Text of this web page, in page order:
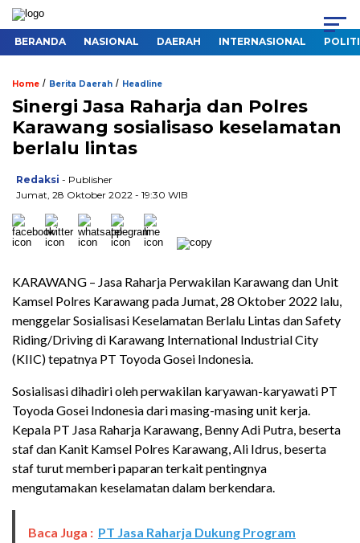
BERANDA NASIONAL DAERAH INTERNASIONAL
Home / Berita Daerah / Headline
Sinergi Jasa Raharja dan Polres
Karawang sosialisaso keselamatan
berlalu lintas
Redaksi - Publisher
Jumat, 28 Oktober 2022 - 19:30 WIB
KARAWANG – Jasa Raharja Perwakilan Karawang dan Unit
Kamsel Polres Karawang pada Jumat, 28 Oktober 2022 lalu,
menggelar Sosialisasi Keselamatan Berlalu Lintas dan Safety
Riding/Driving di Karawang International Industrial City
(KIIC) tepatnya PT Toyoda Gosei Indonesia.
Sosialisasi dihadiri oleh perwakilan karyawan-karyawati PT
Toyoda Gosei Indonesia dari masing-masing unit kerja.
Kepala PT Jasa Raharja Karawang, Benny Adi Putra, beserta
staf dan Kanit Kamsel Polres Karawang, Ali Idrus, beserta
staf turut memberi paparan terkait pentingnya
mengutamakan keselamatan dalam berkendara.
Baca Juga : PT Jasa Raharja Dukung Program